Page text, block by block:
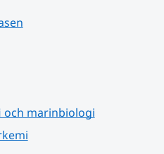
och marinbiologi